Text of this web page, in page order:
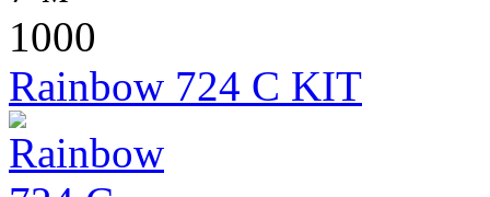
1000
Rainbow 724 C KIT